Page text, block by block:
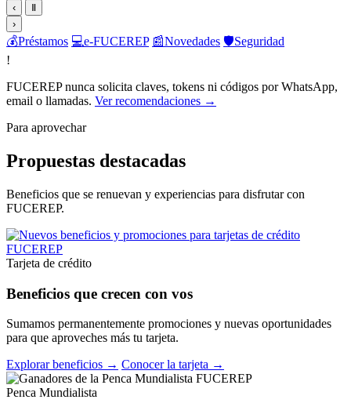
‹
Ⅱ
›
💰Préstamos 💻e-FUCEREP 📰Novedades 🛡️Seguridad
!
FUCEREP nunca solicita claves, tokens ni códigos por WhatsApp,
email o llamadas. Ver recomendaciones →
Para aprovechar
Propuestas destacadas
Beneficios que se renuevan y experiencias para disfrutar con
FUCEREP.
Tarjeta de crédito
Beneficios que crecen con vos
Sumamos permanentemente promociones y nuevas oportunidades
para que aproveches más tu tarjeta.
Explorar beneficios → Conocer la tarjeta →
Penca Mundialista